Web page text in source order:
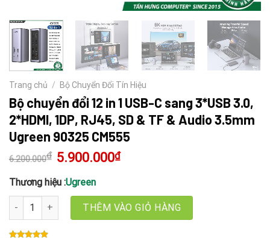
Trang chủ / Bộ Chuyển Đổi Tín Hiệu
Bộ chuyển đổi 12 in 1 USB-C sang 3*USB 3.0,
2*HDMI, 1DP, RJ45, SD & TF & Audio 3.5mm
Ugreen 90325 CM555
6.200.000₫ Giá
gốc
6.200.000₫.
5.900.000₫Giá
hiện
Thương hiệu :Ugreen
Bộ chuyển đổi 12 in 1 USB-C sang 3*USB 3.0, 2*HDMI, 1DP,
THÊM VÀO GIỎ HÀNG